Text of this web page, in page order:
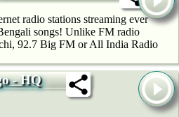
radio stations streaming ever
songs! Unlike FM radio
92.7 Big FM or All India Radio
- HQ